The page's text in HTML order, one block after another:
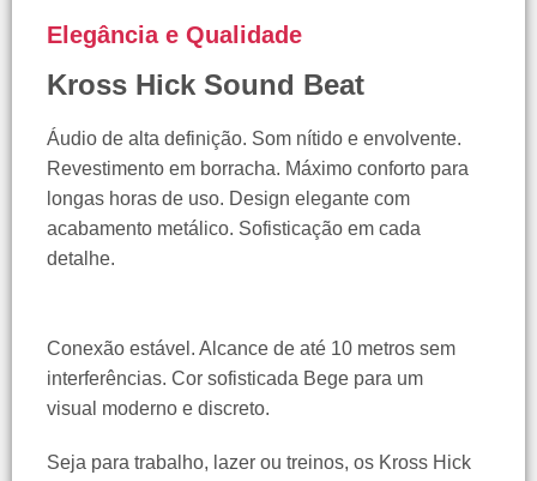
Elegância e Qualidade
Kross Hick Sound Beat
Áudio de alta definição. Som nítido e envolvente.
Revestimento em borracha. Máximo conforto para
longas horas de uso. Design elegante com
acabamento metálico. Sofisticação em cada
detalhe.
Conexão estável. Alcance de até 10 metros sem
interferências. Cor sofisticada Bege para um
visual moderno e discreto.
Seja para trabalho, lazer ou treinos, os Kross Hick